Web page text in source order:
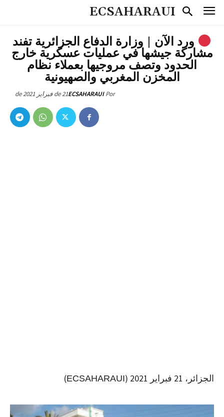
ECSAHARAUI
ورد الآن | وزارة الدفاع الجزائرية تفند
مشاركة جيشها في عمليات عسكرية خارج
الحدود وتصف مروجيها بعملاء نظام
المخزن المغربي والصهيونية
Por
ECSAHARAUI21 de فبراير de 2021
الجزائر، 21 فبراير 2021 ( ECSAHARAUI
)